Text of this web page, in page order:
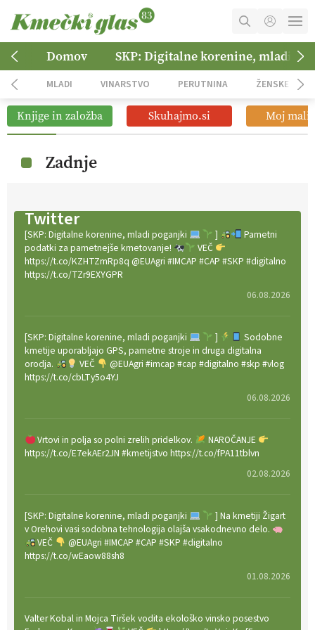
MOJ RAČUN
NAROČITE SE
OGLASNO TRŽENJE
Domov SKP: Digitalne korenine, mladi
MLADI VINARSTVO PERUTNINA ŽENSKE
Knjige in založba Skuhajmo.si Moj mali
Zadnje
Twitter
[SKP: Digitalne korenine, mladi poganjki ]
Pametni
podatki za pametnejše kmetovanje!
VEČ
https://t.co/KZHTZmRp8q @EUAgri #IMCAP #CAP #SKP #digitalno
https://t.co/TZr9EXYGPR
06.08.2026
[SKP: Digitalne korenine, mladi poganjki ]
Sodobne
kmetije uporabljajo GPS, pametne stroje in druga digitalna
orodja.
VEČ
@EUAgri #imcap #cap #digitalno #skp #vlog
https://t.co/cbLTy5o4YJ
06.08.2026
Vrtovi in polja so polni zrelih pridelkov.
NAROČANJE
https://t.co/E7ekAEr2JN #kmetijstvo https://t.co/fPA11tblvn
02.08.2026
[SKP: Digitalne korenine, mladi poganjki
] Na kmetiji Žigart
v Orehovi vasi sodobna tehnologija olajša vsakodnevno delo.
VEČ
@EUAgri #IMCAP #CAP #SKP #digitalno
https://t.co/wEaow88sh8
01.08.2026
Valter Kobal in Mojca Tiršek vodita ekološko vinsko posestvo